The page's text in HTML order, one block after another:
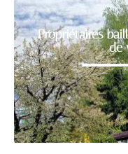
Propriétaires
de